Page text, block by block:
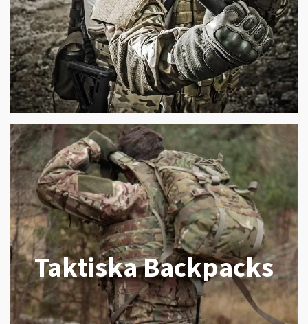
Taktiska Backpacks